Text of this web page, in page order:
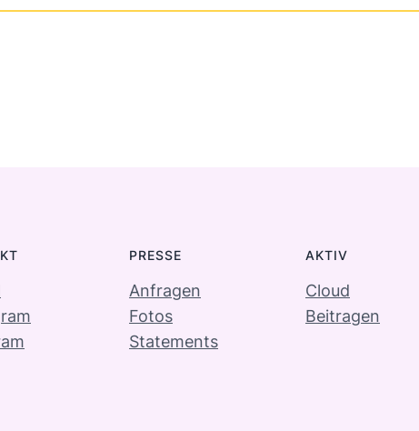
PRESSE
Anfragen
Fotos
Statements
AKTIV
Cloud
Beitragen